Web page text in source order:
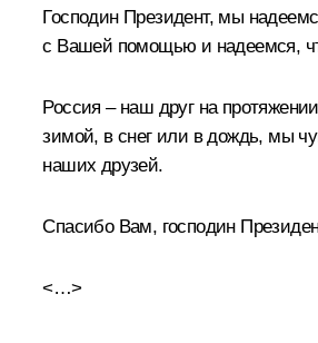
Господин Президент, мы
с Вашей помощью и надеемся,
Россия – наш друг на
зимой, в снег или в дождь, мы
наших друзей.
Спасибо Вам, господин
<…>